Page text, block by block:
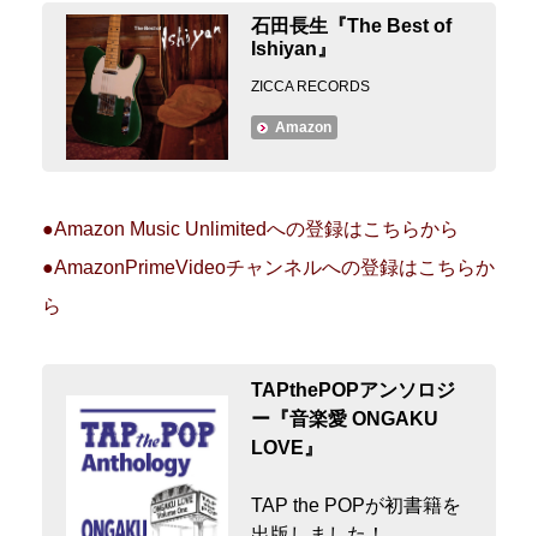
石田長生『The Best of
Ishiyan』
ZICCA RECORDS
Amazon
●Amazon Music Unlimitedへの登録はこちらから
●AmazonPrimeVideoチャンネルへの登録はこちらか
ら
TAPthePOPアンソロジ
ー『音楽愛 ONGAKU
LOVE』
TAP the POPが初書籍を